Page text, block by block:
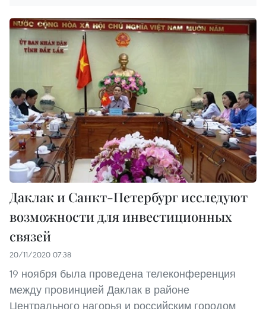
Даклак и Санкт-Петербург исследуют
возможности для инвестиционных
связей
20/11/2020 07:38
19 ноября была проведена телеконференция
между провинцией Даклак в районе
Центрального нагорья и российским городом